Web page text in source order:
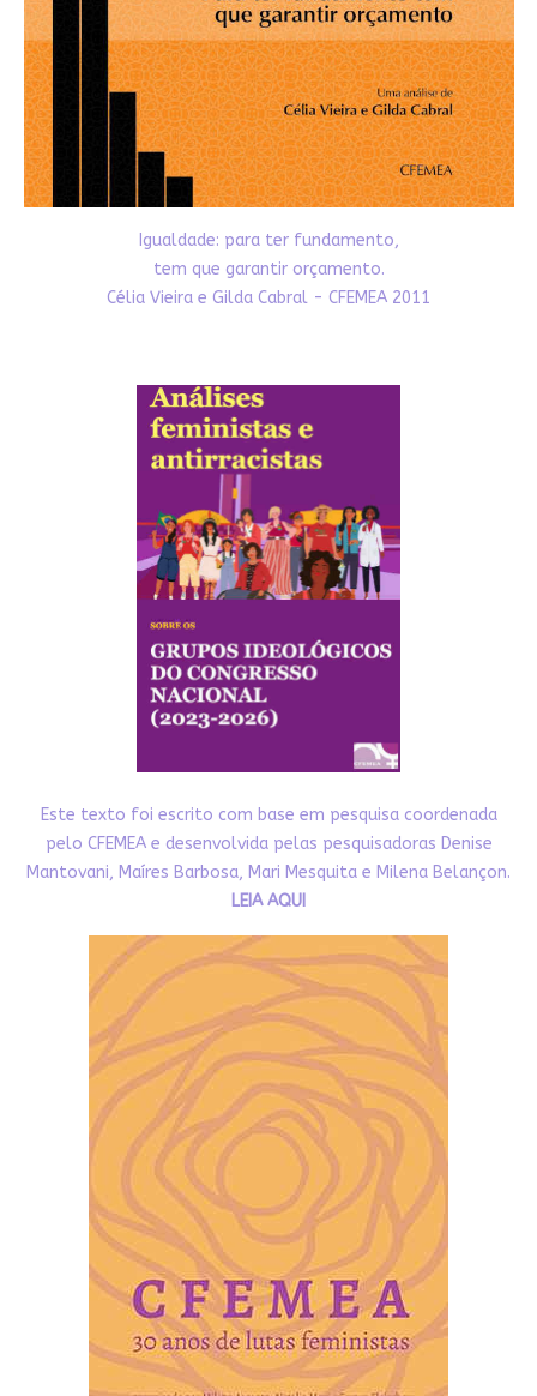
Igualdade: para ter fundamento,
tem que garantir orçamento.
Célia Vieira e Gilda Cabral - CFEMEA 2011
Este texto foi escrito com base em pesquisa coordenada
pelo CFEMEA e desenvolvida pelas pesquisadoras Denise
Mantovani, Maíres Barbosa, Mari Mesquita e Milena Belançon.
LEIA AQUI